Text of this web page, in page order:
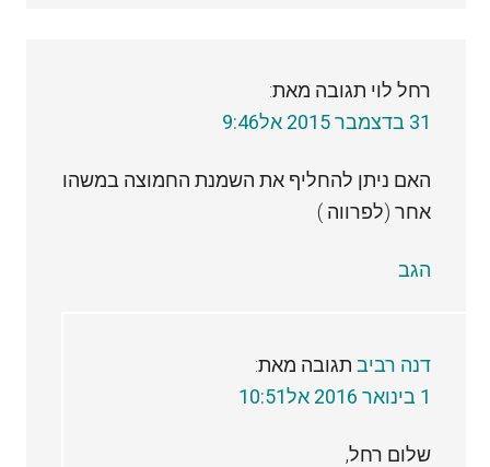
רחל לוי תגובה מאת:
31 בדצמבר 2015 אל9:46
האם ניתן להחליף את השמנת החמוצה במשהו
אחר (לפרווה )
הגב
דנה רביב תגובה מאת:
1 בינואר 2016 אל10:51
שלום רחל,